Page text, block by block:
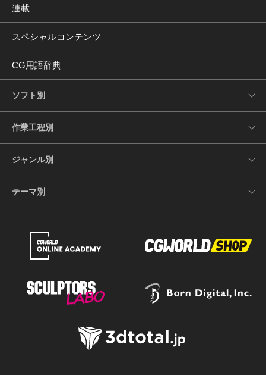
連載
スペシャルコンテンツ
CG用語辞典
ソフト別
作業工程別
ジャンル別
テーマ別